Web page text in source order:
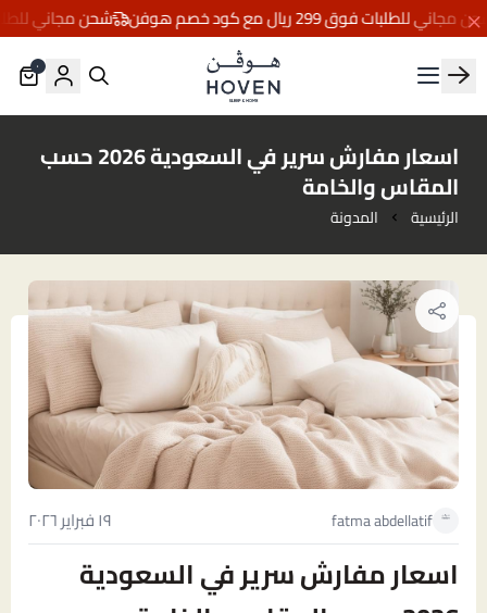
للطلبات فوق 299 ريال مع كود خصم هوفن شحن مجاني للطلبات فوق 299 ريال
مفارش هوڤن
٠
اسعار مفارش سرير في السعودية 2026 حسب
المقاس والخامة
الرئيسية المدونة
fatma abdellatif ١٩ فبراير ٢٠٢٦
اسعار مفارش سرير في السعودية